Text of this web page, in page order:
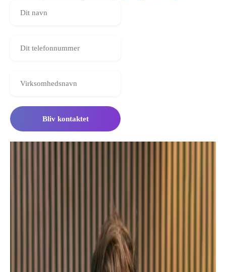
Bliv kontaktet